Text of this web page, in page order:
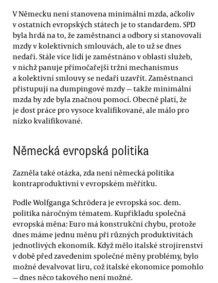
V Německu není stanovena minimální mzda, ačkoliv
v ostatních evropských státech je to standardem. SPD
byla hrdá na to, že zaměstnanci a odbory si stanovovali
mzdy v kolektivních smlouvách, ale to už se dnes
nedaří. Stále více lidí je zaměstnáno v oblasti služeb,
v nichž panuje přímočařejší tržní mechanismus
a kolektivní smlouvy se nedaří uzavřít. Zaměstnanci
přistupují na dumpingové mzdy — takže minimální
mzda by zde byla značnou pomocí. Obecně platí, že
je dost práce pro vysoce kvalifikované, ale málo pro
nízko kvalifikované.
Německá evropská politika
Zazněla také otázka, zda není německá politika
kontraproduktivní v evropském měřítku.
Podle Wolfganga Schrödera je evropská soc. dem.
politika náročným tématem. Kupříkladu společná
evropská měna: Euro má konstrukční chybu, protože
dnes máme jednu měnu při různých produktivitách
jednotlivých ekonomik. Když mělo italské strojírenství
v době před zavedením společné měny problémy, bylo
možné devalvovat liru, což italské ekonomice pomohlo
— dnes něco takového není možné.